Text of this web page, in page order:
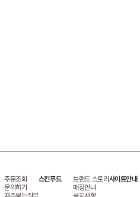
주문조회
문의하기
스킨푸드
브랜드 스토리
매장안내
사이트안내